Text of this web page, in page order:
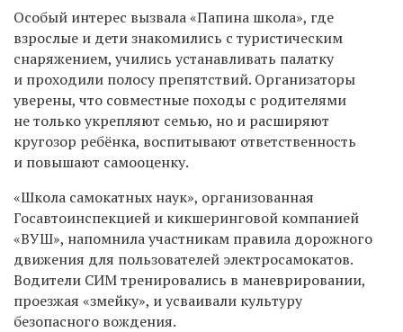
Особый интерес вызвала «Папина школа», где
взрослые и дети знакомились с туристическим
снаряжением, учились устанавливать палатку
и проходили полосу препятствий. Организаторы
уверены, что совместные походы с родителями
не только укрепляют семью, но и расширяют
кругозор ребёнка, воспитывают ответственность
и повышают самооценку.
«Школа самокатных наук», организованная
Госавтоинспекцией и кикшеринговой компанией
«ВУШ», напомнила участникам правила дорожного
движения для пользователей электросамокатов.
Водители СИМ тренировались в маневрировании,
проезжая «змейку», и усваивали культуру
безопасного вождения.